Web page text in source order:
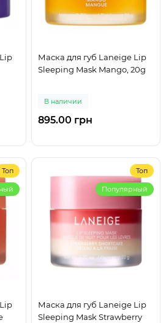
Маска для губ Laneige Lip
Sleeping Mask Mango, 20g
В наличии
895.00 грн
Топ Топ
Популярный
Маска для губ Laneige Lip
Sleeping Mask Strawberry